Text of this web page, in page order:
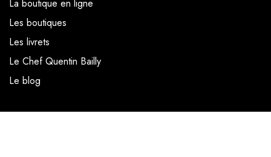
La boutique en ligne
Les boutiques
Les livrets
Le Chef Quentin Bailly
Le blog